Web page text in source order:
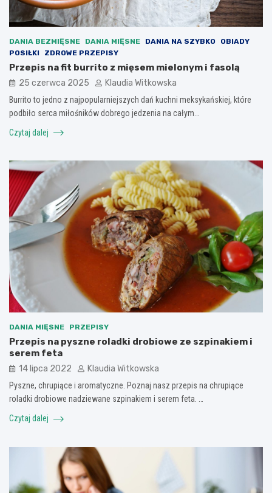
DANIA BEZMIĘSNE DANIA MIĘSNE DANIA NA SZYBKO
OBIADY
POSIŁKI
ZDROWE PRZEPISY
Przepis na fit burrito z mięsem mielonym i fasolą
25 czerwca 2025 Klaudia Witkowska
Burrito to jedno z najpopularniejszych dań kuchni meksykańskiej, które
podbiło serca miłośników dobrego jedzenia na całym…
Czytaj dalej
DANIA MIĘSNE PRZEPISY
Przepis na pyszne roladki drobiowe ze szpinakiem i
serem feta
14 lipca 2022 Klaudia Witkowska
Pyszne, chrupiące i aromatyczne. Poznaj nasz przepis na chrupiące
roladki drobiowe nadziewane szpinakiem i serem feta. …
Czytaj dalej